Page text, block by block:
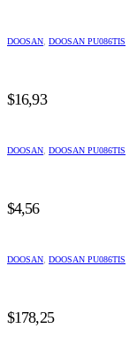
DOOSAN DOOSAN PU086TIS
$16,93
DOOSAN DOOSAN PU086TIS
$4,56
DOOSAN DOOSAN PU086TIS
$178,25